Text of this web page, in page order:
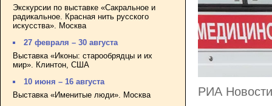
Экскурсии по выставке «Сакральное и
радикальное. Красная нить русского
искусства». Москва
27 февраля – 30 августа
Выставка «Иконы: старообрядцы и их
мир». Клинтон, США
10 июня – 16 августа
Выставка «Именитые люди». Москва
РИА